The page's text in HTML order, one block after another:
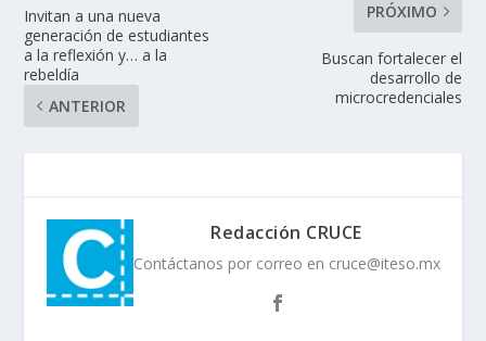
Invitan a una nueva
generación de estudiantes
a la reflexión y… a la
rebeldía
ANTERIOR
PRÓXIMO
Buscan fortalecer el
desarrollo de
microcredenciales
Redacción CRUCE
Contáctanos por correo en cruce@iteso.mx